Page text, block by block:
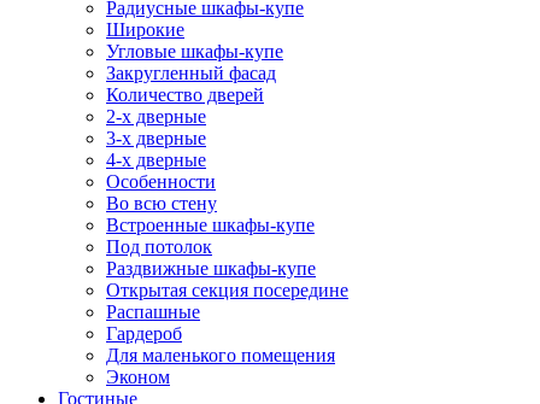
Радиусные шкафы-купе
Широкие
Угловые шкафы-купе
Закругленный фасад
Количество дверей
2-х дверные
3-х дверные
4-х дверные
Особенности
Во всю стену
Встроенные шкафы-купе
Под потолок
Раздвижные шкафы-купе
Открытая секция посередине
Распашные
Гардероб
Для маленького помещения
Эконом
Гостиные